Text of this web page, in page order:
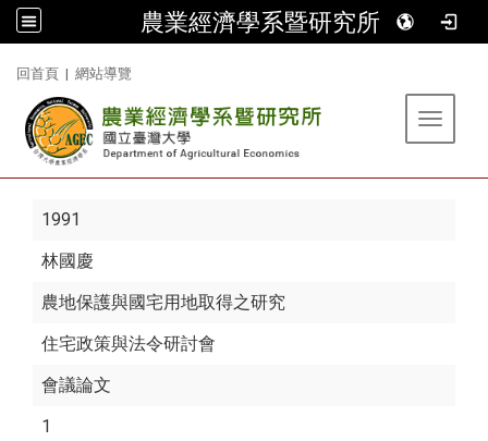
農業經濟學系暨研究所
回首頁 | 網站導覽
Toggle
1991
林國慶
農地保護與國宅用地取得之研究
住宅政策與法令研討會
會議論文
1